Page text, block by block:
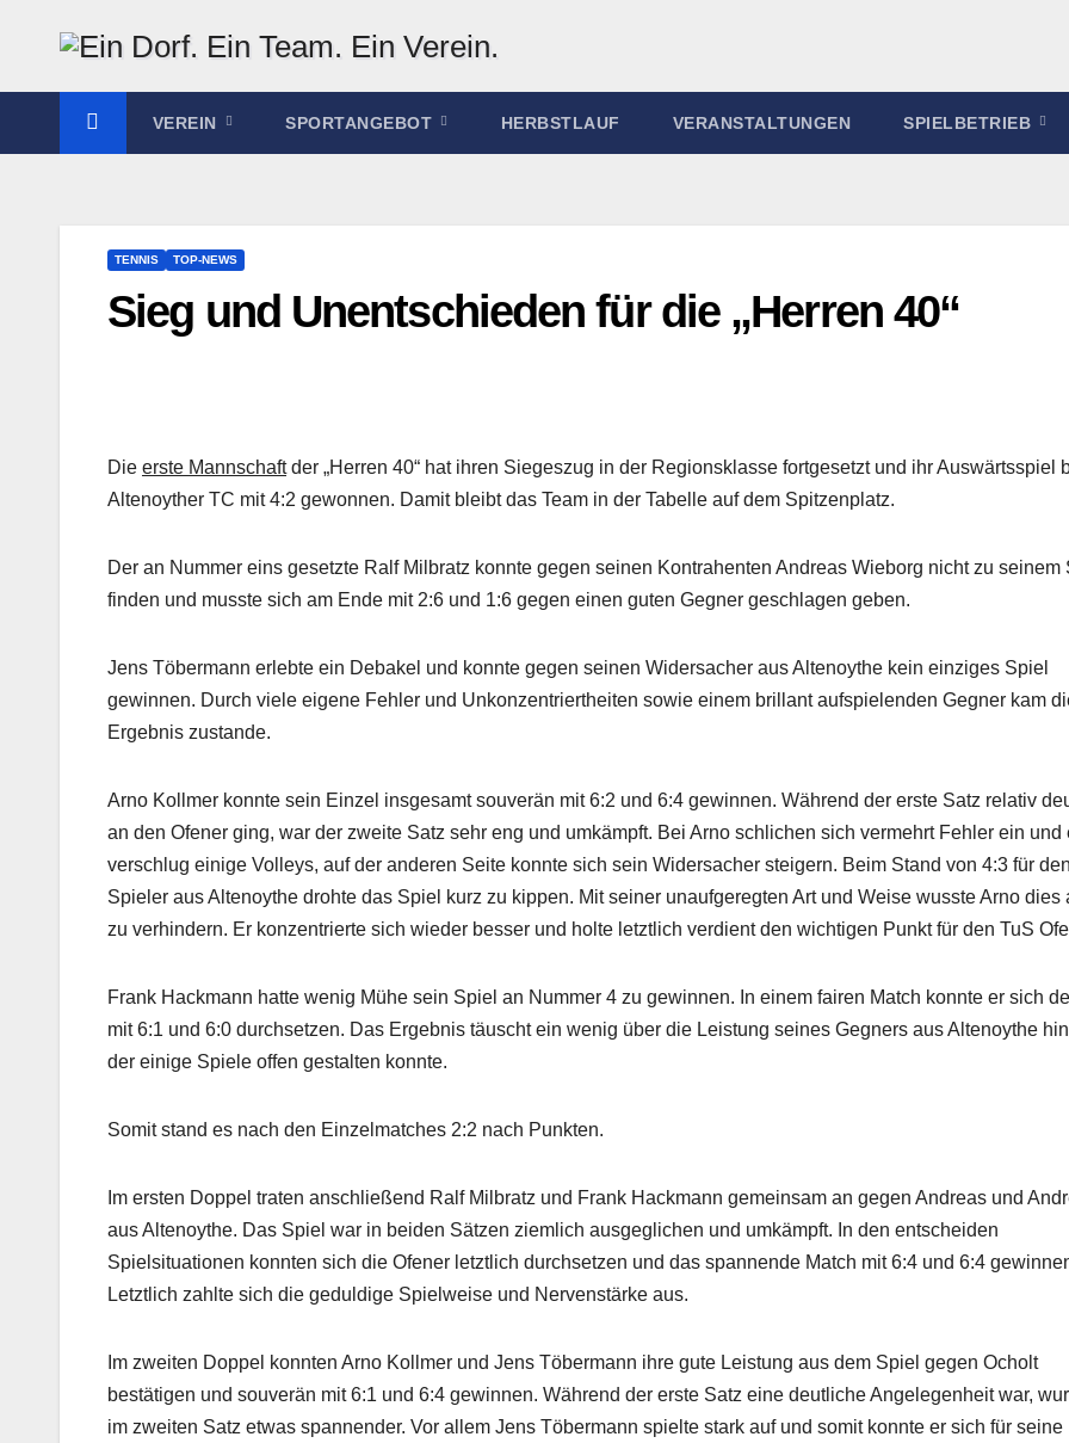
springen
VEREIN SPORTANGEBOT HERBSTLAUF VERANSTALTUNGEN SPIELBETRIEB
TENNIS TOP-NEWS
Sieg und Unentschieden für die „Herren 40“
Die erste Mannschaftder „Herren 40“ hat ihren Siegeszug in der Regionsklasse fortgesetzt und ihr Auswärtsspiel
Altenoyther TC mit 4:2 gewonnen. Damit bleibt das Team in der Tabelle auf dem Spitzenplatz.
Der an Nummer eins gesetzte Ralf Milbratz konnte gegen seinen Kontrahenten Andreas Wieborg nicht zu seinem
finden und musste sich am Ende mit 2:6 und 1:6 gegen einen guten Gegner geschlagen geben.
Jens Töbermann erlebte ein Debakel und konnte gegen seinen Widersacher aus Altenoythe kein einziges Spiel
gewinnen. Durch viele eigene Fehler und Unkonzentriertheiten sowie einem brillant aufspielenden Gegner kam
Ergebnis zustande.
Arno Kollmer konnte sein Einzel insgesamt souverän mit 6:2 und 6:4 gewinnen. Während der erste Satz relativ
an den Ofener ging, war der zweite Satz sehr eng und umkämpft. Bei Arno schlichen sich vermehrt Fehler ein und
verschlug einige Volleys, auf der anderen Seite konnte sich sein Widersacher steigern. Beim Stand von 4:3 für
Spieler aus Altenoythe drohte das Spiel kurz zu kippen. Mit seiner unaufgeregten Art und Weise wusste Arno dies
zu verhindern. Er konzentrierte sich wieder besser und holte letztlich verdient den wichtigen Punkt für den TuS
Frank Hackmann hatte wenig Mühe sein Spiel an Nummer 4 zu gewinnen. In einem fairen Match konnte er sich
mit 6:1 und 6:0 durchsetzen. Das Ergebnis täuscht ein wenig über die Leistung seines Gegners aus Altenoythe
der einige Spiele offen gestalten konnte.
Somit stand es nach den Einzelmatches 2:2 nach Punkten.
Im ersten Doppel traten anschließend Ralf Milbratz und Frank Hackmann gemeinsam an gegen Andreas und
aus Altenoythe. Das Spiel war in beiden Sätzen ziemlich ausgeglichen und umkämpft. In den entscheiden
Spielsituationen konnten sich die Ofener letztlich durchsetzen und das spannende Match mit 6:4 und 6:4
Letztlich zahlte sich die geduldige Spielweise und Nervenstärke aus.
Im zweiten Doppel konnten Arno Kollmer und Jens Töbermann ihre gute Leistung aus dem Spiel gegen Ocholt
bestätigen und souverän mit 6:1 und 6:4 gewinnen. Während der erste Satz eine deutliche Angelegenheit war,
im zweiten Satz etwas spannender. Vor allem Jens Töbermann spielte stark auf und somit konnte er sich für seine